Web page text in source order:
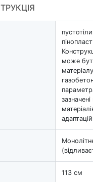
може
113 см